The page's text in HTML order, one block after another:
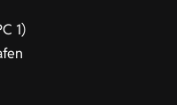
1)